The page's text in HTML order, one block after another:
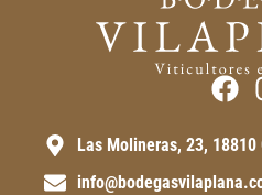
Las Molineras, 23, 18810